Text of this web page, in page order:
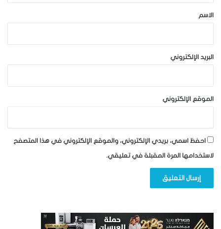
*الاسم
البريد الإلكتروني
الموقع الإلكتروني
احفظ اسمي، بريدي الإلكتروني، والموقع الإلكتروني في هذا المتصفح
لاستخدامها المرة المقبلة في تعليقي.